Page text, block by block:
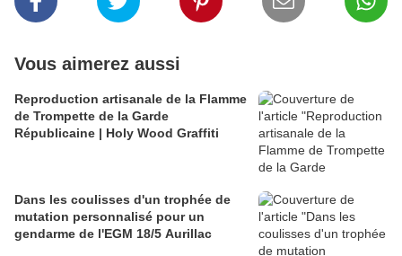
Vous aimerez aussi
Reproduction artisanale de la Flamme
de Trompette de la Garde
Républicaine | Holy Wood Graffiti
Dans les coulisses d'un trophée de
mutation personnalisé pour un
gendarme de l'EGM 18/5 Aurillac